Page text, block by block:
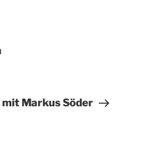
Markus Söder